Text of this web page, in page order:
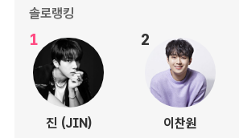
솔로랭킹
1
진 (JIN)
2
이찬원